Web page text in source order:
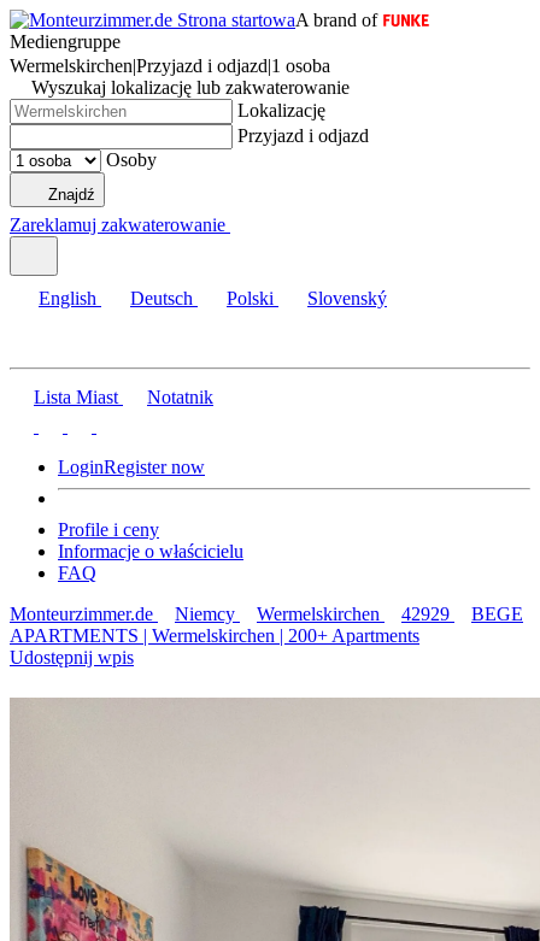
A brand of
Mediengruppe
Wermelskirchen|Przyjazd i odjazd|1 osoba
Wyszukaj lokalizację lub zakwaterowanie
Lokalizację
Przyjazd i odjazd
Osoby
Znajdź
Zareklamuj zakwaterowanie
English Deutsch Polski Slovenský
Lista Miast Notatnik
LoginRegister now
Profile i ceny
Informacje o właścicielu
FAQ
Monteurzimmer.de
Niemcy Wermelskirchen 42929
BEGE
APARTMENTS | Wermelskirchen | 200+ Apartments
Udostępnij wpis